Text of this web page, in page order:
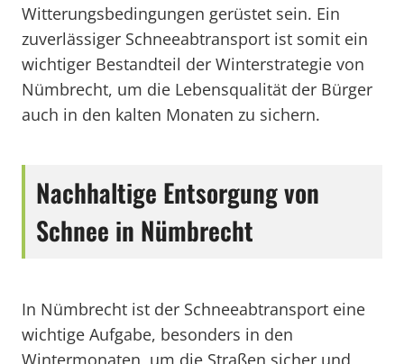
Witterungsbedingungen gerüstet sein. Ein
zuverlässiger Schneeabtransport ist somit ein
wichtiger Bestandteil der Winterstrategie von
Nümbrecht, um die Lebensqualität der Bürger
auch in den kalten Monaten zu sichern.
Nachhaltige Entsorgung von
Schnee in Nümbrecht
In Nümbrecht ist der Schneeabtransport eine
wichtige Aufgabe, besonders in den
Wintermonaten, um die Straßen sicher und